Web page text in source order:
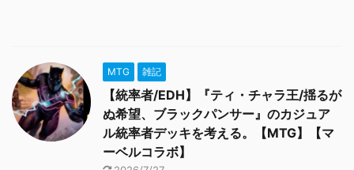
MTG 雑記
【統率者/EDH】『ティ・チャラ王/揺るが
ぬ希望、ブラックパンサー』のカジュア
ル統率者デッキを考える。【MTG】【マ
ーベルコラボ】